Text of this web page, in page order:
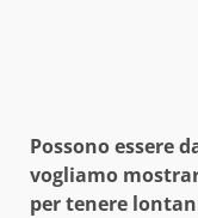
Possono essere
vogliamo
per tenere